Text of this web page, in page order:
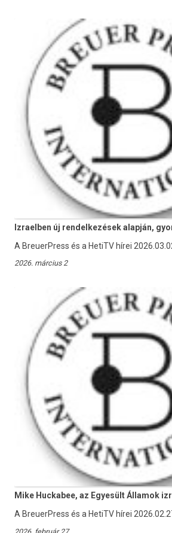
Izraelben új rendelkezések alapján,
A BreuerPress és a HetiTV hírei
2026. március 2
Mike Huckabee, az Egyesült Államok
A BreuerPress és a HetiTV hírei